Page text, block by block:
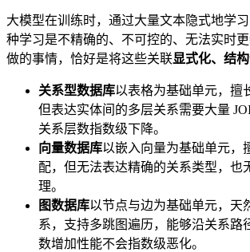
大模型在训练时，通过大量文本隐式地学
种学习是不精确的、不可控的、无法实时
做的事情，恰好是将这些关联显式化、结
关系型数据库以表格为基础单元，擅
但表达实体间的多层关系需要大量
关系层数指数级下降。
向量数据库以嵌入向量为基础单元，
配，但无法表达精确的关系类型，也
理。
图数据库以节点与边为基础单元，天
系，支持多跳图遍历，能够沿关系路
数增加性能不会指数级恶化。